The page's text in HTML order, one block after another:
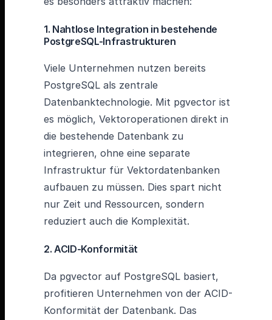
1. Nahtlose Integration in bestehende
PostgreSQL-Infrastrukturen
Viele Unternehmen nutzen bereits
PostgreSQL als zentrale
Datenbanktechnologie. Mit pgvector ist
es möglich, Vektoroperationen direkt in
die bestehende Datenbank zu
integrieren, ohne eine separate
Infrastruktur für Vektordatenbanken
aufbauen zu müssen. Dies spart nicht
nur Zeit und Ressourcen, sondern
reduziert auch die Komplexität.
2. ACID-Konformität
Da pgvector auf PostgreSQL basiert,
profitieren Unternehmen von der ACID-
Konformität der Datenbank. Das